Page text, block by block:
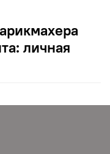
личная